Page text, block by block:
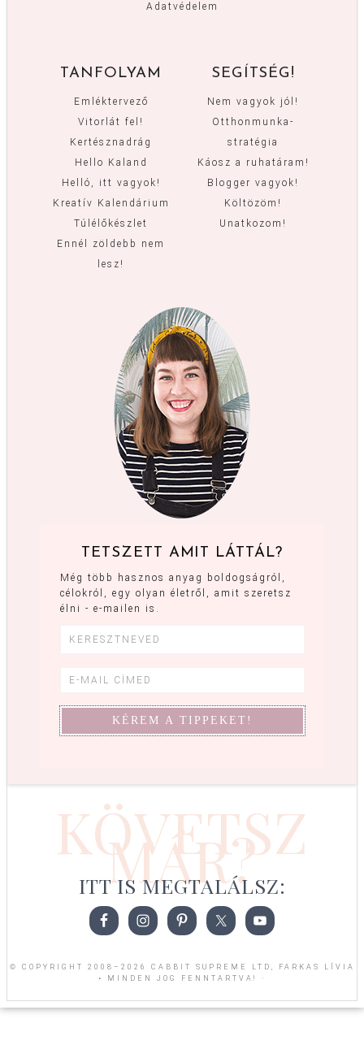
Adatvédelem
TANFOLYAM
Emléktervező
Vitorlát fel!
Kertésznadrág
Hello Kaland
Helló, itt vagyok!
Kreatív Kalendárium
Túlélőkészlet
Ennél zöldebb nem
lesz!
SEGÍTSÉG!
Nem vagyok jól!
Otthonmunka-
stratégia
Káosz a ruhatáram!
Blogger vagyok!
Költözöm!
Unatkozom!
TETSZETT AMIT LÁTTÁL?
Még több hasznos anyag boldogságról,
célokról, egy olyan életről, amit szeretsz
élni - e-mailen is.
KÖVETSZ
MÁR?
ITT IS MEGTALÁLSZ:
© COPYRIGHT 2008–2026 CABBIT SUPREME LTD, FARKAS LÍVIA
• MINDEN JOG FENNTARTVA! ·